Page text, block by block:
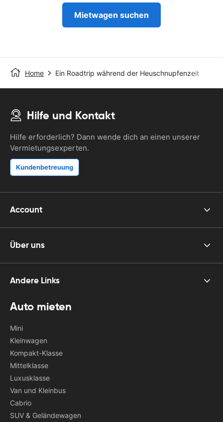
Mietwagen suchen
Home Ein Roadtrip während der Heuschnupfenzeit
Hilfe und Kontakt
Hilfe erforderlich? Dann wende dich an einen unserer
Vermietungsexperten.
Kundenbetreuung
Account
Über uns
Andere Links
Auto mieten
Mini
Kleinwagen
Kompakt-Klasse
Mittelklasse
Luxusklasse
Van und Kleinbus
Cabrio
SUV & Geländewagen